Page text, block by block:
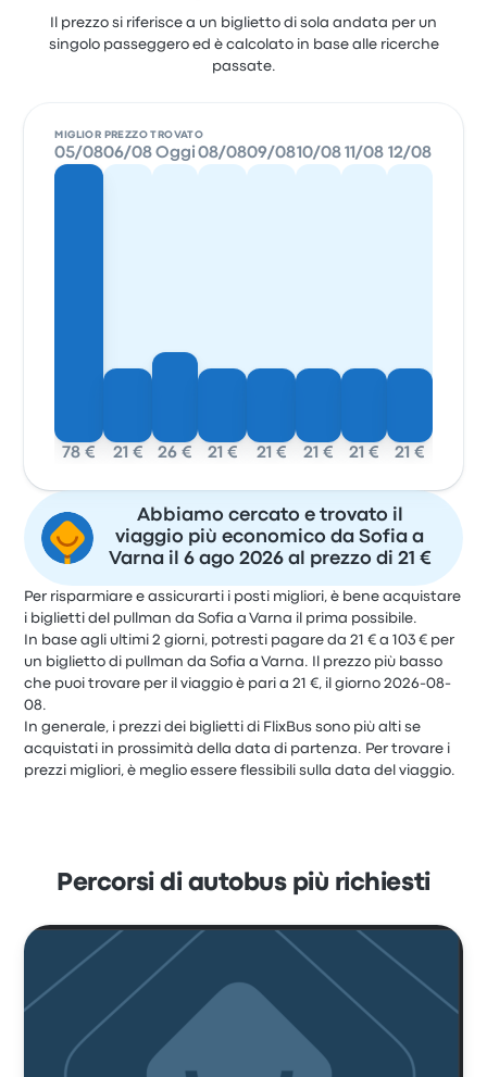
Il prezzo si riferisce a un biglietto di sola andata per un
singolo passeggero ed è calcolato in base alle ricerche
passate.
MIGLIOR PREZZO TROVATO
05/08
78 €
06/08
21 €
Oggi
26 €
08/08
21 €
09/08
21 €
10/08
21 €
11/08
21 €
12/08
21 €
Abbiamo cercato e trovato il
viaggio più economico da Sofia a
Varna il 6 ago 2026 al prezzo di 21 €
Per risparmiare e assicurarti i posti migliori, è bene acquistare
i biglietti del pullman da Sofia a Varna il prima possibile.
In base agli ultimi 2 giorni, potresti pagare da 21 € a 103 € per
un biglietto di pullman da Sofia a Varna. Il prezzo più basso
che puoi trovare per il viaggio è pari a 21 €, il giorno 2026-08-
08.
In generale, i prezzi dei biglietti di FlixBus sono più alti se
acquistati in prossimità della data di partenza. Per trovare i
prezzi migliori, è meglio essere flessibili sulla data del viaggio.
Percorsi di autobus più richiesti